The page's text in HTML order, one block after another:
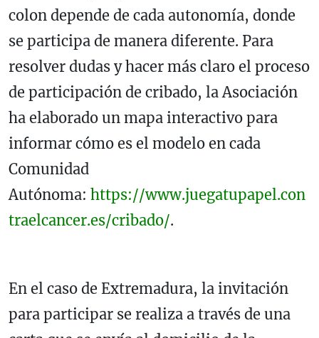
colon depende de cada autonomía, donde
se participa de manera diferente. Para
resolver dudas y hacer más claro el proceso
de participación de cribado, la Asociación
ha elaborado un mapa interactivo para
informar cómo es el modelo en cada
Comunidad
Autónoma: https://www.juegatupapel.con
traelcancer.es/cribado/.
En el caso de Extremadura, la invitación
para participar se realiza a través de una